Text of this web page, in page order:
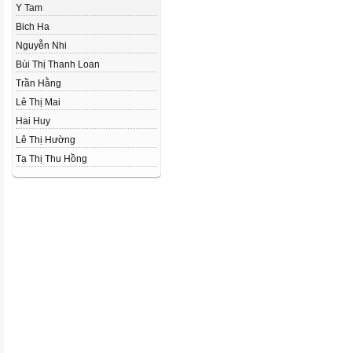
Y Tam
Bich Ha
Nguyễn Nhi
Bùi Thị Thanh Loan
Trần Hằng
Lê Thị Mai
Hai Huy
Lê Thị Hường
Tạ Thị Thu Hồng